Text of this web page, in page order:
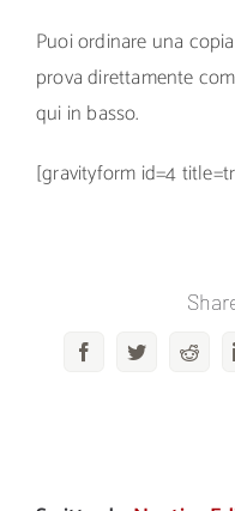
Puoi ordinare una
prova direttamente
qui in basso.
[gravityform id=4
FacebookTwitter